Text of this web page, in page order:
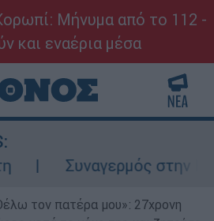
Μήνυμα από το 112 -
και εναέρια μέσα
Συναγερμός στην
τον πατέρα μου»: 27χρονη